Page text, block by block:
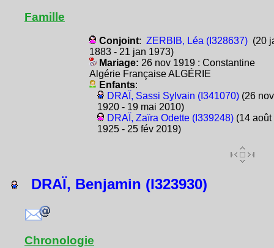
Famille
Conjoint: ZERBIB, Léa (I328637)(20
1883 - 21 jan 1973)
Mariage: 26 nov 1919 : Constantine
Algérie Française ALGÉRIE
Enfants:
DRAÏ, Sassi Sylvain (I341070)(26 nov
1920 - 19 mai 2010)
DRAÏ, Zaïra Odette (I339248)(14 août
1925 - 25 fév 2019)
DRAÏ, Benjamin (I323930)
Chronologie